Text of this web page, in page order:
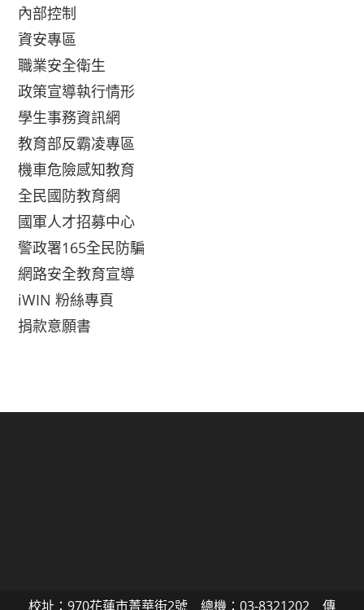
內部控制
資安專區
職業安全衛生
政策宣導執行情形
學生事務資訊網
教育部反霸凌專區
機車危險感知教育
全民國防教育網
國軍人才招募中心
警政署165全民防騙
網路安全教育宣導
iWIN 粉絲專頁
捐款意願書
校址：970花蓮市菁華街2號 總機：03-8321202 傳